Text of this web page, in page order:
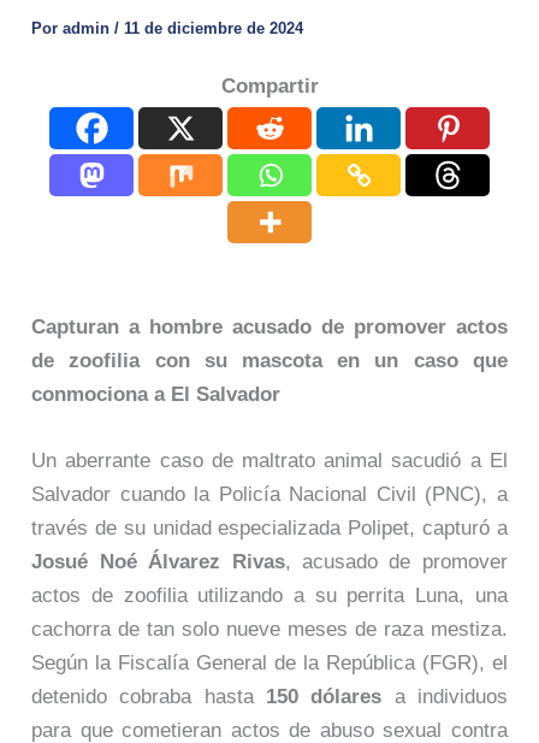
Poradmin/ 11 de diciembre de 2024
Compartir
Capturan a hombre acusado de promover actos
de zoofilia con su mascota en un caso que
conmociona a El Salvador
Un aberrante caso de maltrato animal sacudió a El
Salvador cuando la Policía Nacional Civil (PNC), a
través de su unidad especializada Polipet, capturó a
Josué Noé Álvarez Rivas, acusado de promover
actos de zoofilia utilizando a su perrita Luna, una
cachorra de tan solo nueve meses de raza mestiza.
Según la Fiscalía General de la República (FGR), el
detenido cobraba hasta 150 dólares a individuos
para que cometieran actos de abuso sexual contra